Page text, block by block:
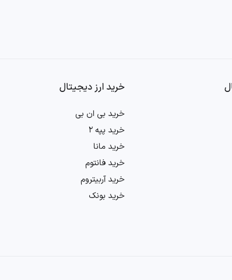
در این خصوص مورد بررسی قرار می‌گیرند عبارت‌اند از:
یا شرکت‌ها
می‌کنند:
تحلیل قرار می‌دهند.
خرید ارز دیجیتال
خرید بی ان بی
خرید پپه 2
خرید مانا
خرید فانتوم
خرید آربیتروم
خرید بونک